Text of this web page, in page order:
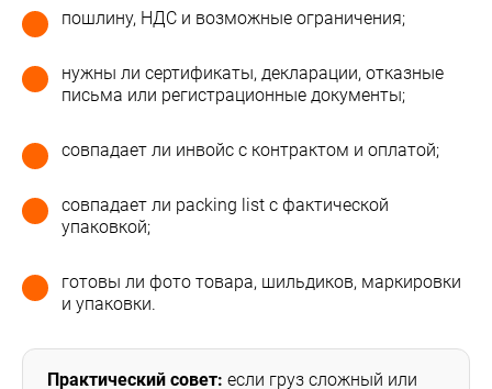
пошлину, НДС и возможные ограничения;
нужны ли сертификаты, декларации, отказные
письма или регистрационные документы;
совпадает ли инвойс с контрактом и оплатой;
совпадает ли packing list с фактической
упаковкой;
готовы ли фото товара, шильдиков, маркировки
и упаковки.
Практический совет: если груз сложный или